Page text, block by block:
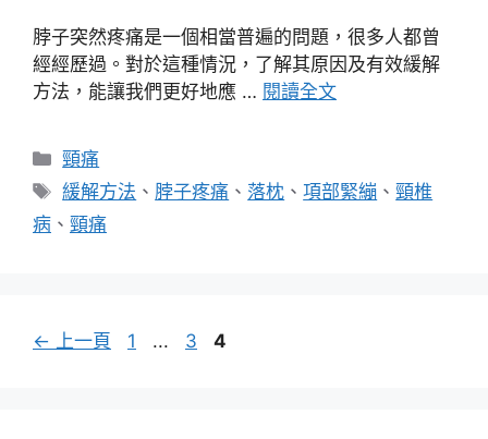
脖子突然疼痛是一個相當普遍的問題，很多人都曾
經經歷過。對於這種情況，了解其原因及有效緩解
方法，能讓我們更好地應 … 閱讀全文
分
類
頸痛
標
籤
緩解方法 、 脖子疼痛 、 落枕 、項部緊繃 、頸椎
病 、 頸痛
← 上一頁
頁
1 ...
頁
3
頁
4